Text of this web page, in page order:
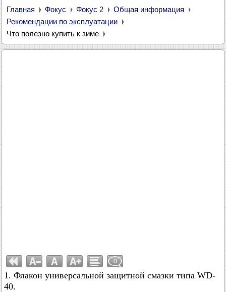
Главная Фокус Фокус 2
Общая информация
Рекомендации по эксплуатации
Что полезно купить к зиме
0
1. Флакон универсальной защитной смазки типа WD-
40.